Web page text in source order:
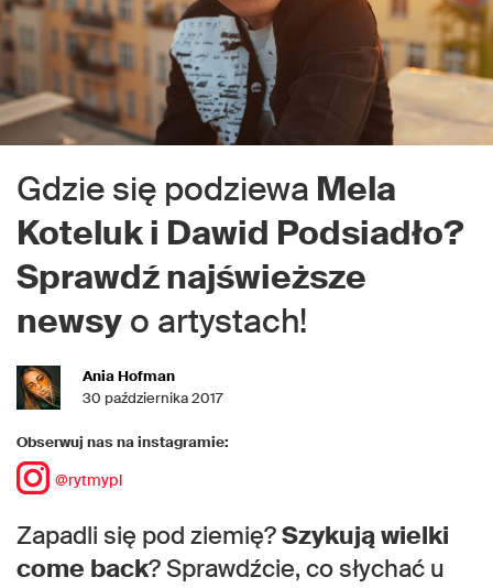
Gdzie się podziewa Mela
Koteluk i Dawid Podsiadło?
Sprawdź najświeższe
newsy o artystach!
Ania Hofman
30 października 2017
Obserwuj nas na instagramie:
@rytmypl
Zapadli się pod ziemię?Szykują wielki
come back? Sprawdźcie, co słychać u